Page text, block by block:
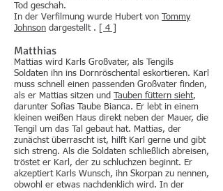
Tod geschah.
In der Verfilmung wurde Hubert von Tommy
Johnson dargestellt . [ 4 ]
Matthias
Mattias wird Karls Großvater, als Tengils
Soldaten ihn ins Dornröschental eskortieren. Karl
muss schnell einen passenden Großvater finden,
als er Mattias sitzen und Tauben füttern sieht,
darunter Sofias Taube Bianca. Er lebt in einem
kleinen weißen Haus direkt neben der Mauer, die
Tengil um das Tal gebaut hat. Mattias, der
zunächst überrascht ist, hilft Karl gerne und gibt
sich streng. Als die Soldaten schließlich abreisen,
tröstet er Karl, der zu schluchzen beginnt. Er
akzeptiert Karls Wunsch, ihn Skorpan zu nennen,
obwohl er etwas nachdenklich wird. In der